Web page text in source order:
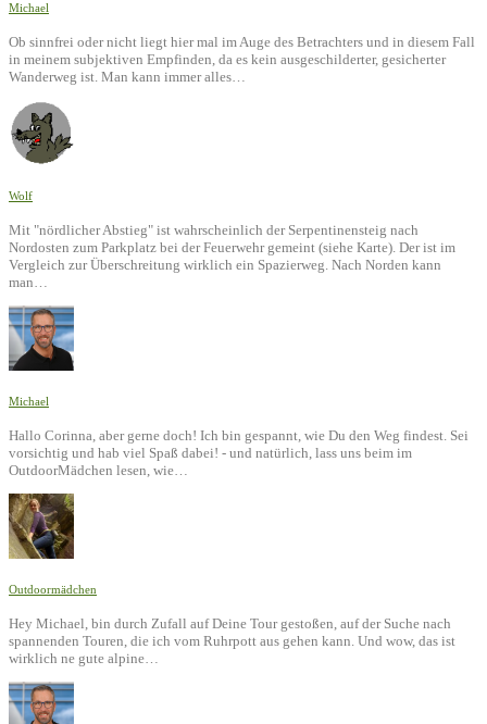
Michael
Ob sinnfrei oder nicht liegt hier mal im Auge des Betrachters und in diesem Fall
in meinem subjektiven Empfinden, da es kein ausgeschilderter, gesicherter
Wanderweg ist. Man kann immer alles…
Wolf
Mit "nördlicher Abstieg" ist wahrscheinlich der Serpentinensteig nach
Nordosten zum Parkplatz bei der Feuerwehr gemeint (siehe Karte). Der ist im
Vergleich zur Überschreitung wirklich ein Spazierweg. Nach Norden kann
man…
Michael
Hallo Corinna, aber gerne doch! Ich bin gespannt, wie Du den Weg findest. Sei
vorsichtig und hab viel Spaß dabei! - und natürlich, lass uns beim im
OutdoorMädchen lesen, wie…
Outdoormädchen
Hey Michael, bin durch Zufall auf Deine Tour gestoßen, auf der Suche nach
spannenden Touren, die ich vom Ruhrpott aus gehen kann. Und wow, das ist
wirklich ne gute alpine…